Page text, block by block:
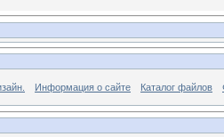
Информация о сайте Каталог файлов